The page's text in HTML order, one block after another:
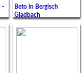
-
Beto in Bergisch
Gladbach